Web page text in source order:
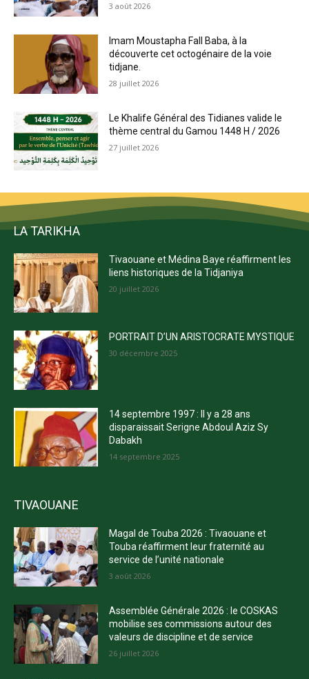
3 août 2026
Imam Moustapha Fall Baba, à la
découverte cet octogénaire de la voie
tidjane.
28 juillet 2026
Le Khalife Général des Tidianes valide le
thème central du Gamou 1448 H / 2026
27 juillet 2026
LA TARIKHA
Tivaouane et Médina Baye réaffirment les
liens historiques de la Tidjaniya
20 juillet 2026
PORTRAIT D’UN ARISTOCRATE MYSTIQUE
30 décembre 2025
14 septembre 1997 : Il y a 28 ans
disparaissait Serigne Abdoul Aziz Sy
Dabakh
14 septembre 2025
TIVAOUANE
Magal de Touba 2026 : Tivaouane et
Touba réaffirment leur fraternité au
service de l’unité nationale
3 août 2026
Assemblée Générale 2026 : le COSKAS
mobilise ses commissions autour des
valeurs de discipline et de service
26 juillet 2026